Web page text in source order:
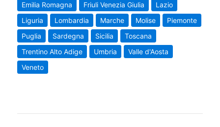
Emilia Romagna
Friuli Venezia Giulia
Lazio
Liguria
Lombardia Marche Molise
Piemonte
Puglia
Sardegna Sicilia
Toscana
Trentino Alto Adige
Umbria
Valle d'Aosta
Veneto